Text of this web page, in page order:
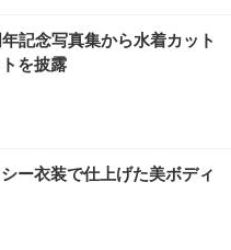
記念写真集から水着カット
を披露
ー衣装で仕上げた美ボディ